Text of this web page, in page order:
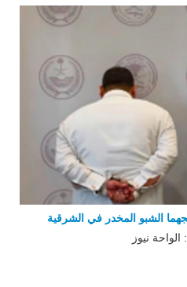
الشبو المخدر في الشرقية
نيوز